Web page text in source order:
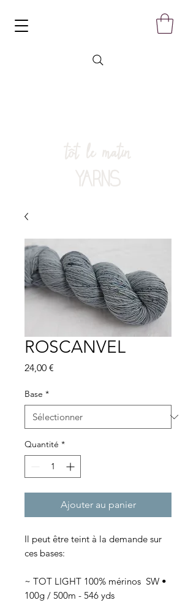
tôt le matin
YARNS
ROSCANVEL
24,00 €
Base *
Quantité *
Ajouter au panier
Il peut être teint à la demande sur
ces bases:
~ TOT LIGHT 100% mérinos SW •
100g / 500m - 546 yds